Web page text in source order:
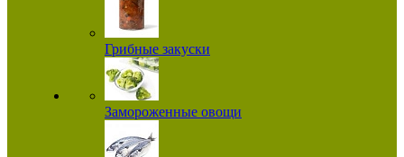
Грибные закуски
Замороженные овощи